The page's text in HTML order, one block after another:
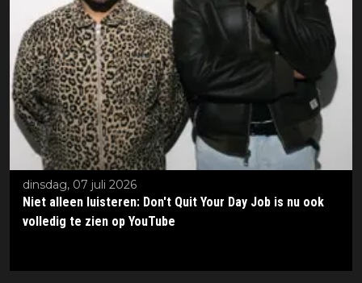
Niet alleen luisteren: Don't Quit Your Day Job is nu ook
volledig te zien op YouTube
dinsdag, 07 juli 2026